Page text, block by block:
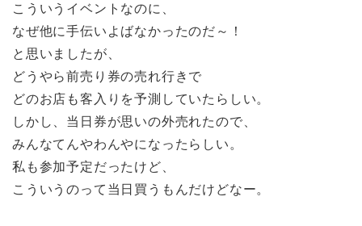
こういうイベントなのに、
なぜ他に手伝いよばなかったのだ～！
と思いましたが、
どうやら前売り券の売れ行きで
どのお店も客入りを予測していたらしい。
しかし、当日券が思いの外売れたので、
みんなてんやわんやになったらしい。
私も参加予定だったけど、
こういうのって当日買うもんだけどなー。